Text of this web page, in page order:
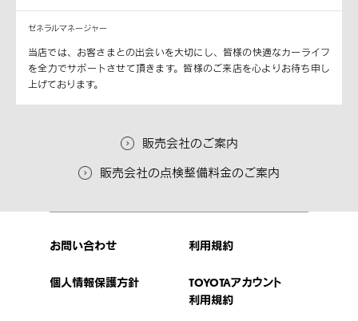
ゼネラルマネージャー
当店では、お客さまとの出会いを大切にし、皆様の快適なカーライフ
を全力でサポートさせて頂きます。皆様のご来店を心よりお待ち申し
上げております。
販売会社のご案内
販売会社の点検整備料金のご案内
お問い合わせ 利用規約
個人情報保護方針
TOYOTAアカウント
利用規約